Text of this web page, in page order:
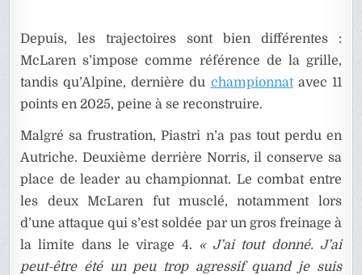
Depuis, les trajectoires sont bien différentes :
McLaren s’impose comme référence de la grille,
tandis qu’Alpine, dernière du championnatavec 11
points en 2025, peine à se reconstruire.
Malgré sa frustration, Piastri n’a pas tout perdu en
Autriche. Deuxième derrière Norris, il conserve sa
place de leader au championnat. Le combat entre
les deux McLaren fut musclé, notamment lors
d’une attaque qui s’est soldée par un gros freinage à
la limite dans le virage 4. « J’ai tout donné. J’ai
peut-être été un peu trop agressif quand je suis